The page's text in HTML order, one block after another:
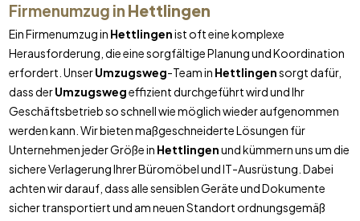
Firmenumzug in Hettlingen
Ein Firmenumzug in Hettlingenist oft eine komplexe
Herausforderung, die eine sorgfältige Planung und Koordination
erfordert. UnserUmzugsweg-Team in Hettlingensorgt dafür,
dass derUmzugswegeffizient durchgeführt wird und Ihr
Geschäftsbetrieb so schnell wie möglich wieder aufgenommen
werden kann. Wir bieten maßgeschneiderte Lösungen für
Unternehmen jeder Größe in Hettlingenund kümmern uns um die
sichere Verlagerung Ihrer Büromöbel und IT-Ausrüstung. Dabei
achten wir darauf, dass alle sensiblen Geräte und Dokumente
sicher transportiert und am neuen Standort ordnungsgemäß